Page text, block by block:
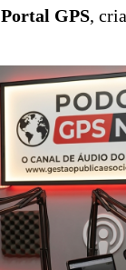
Portal GPS,